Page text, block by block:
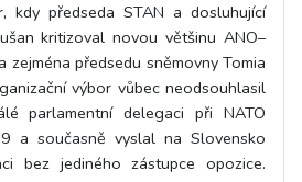
kdy předseda STAN a dosluhující
kritizoval novou většinu ANO–
zejména předsedu sněmovny Tomia
výbor vůbec neodsouhlasil
parlamentní delegaci při NATO
a současně vyslal na Slovensko
bez jediného zástupce opozice.